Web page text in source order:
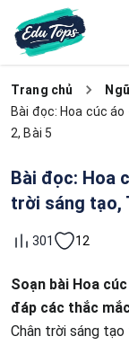
Trang chủ
Bài đọc: Hoa cúc
2, Bài 5
Bài đọc: Hoa
trời sáng tạo,
301 12
Soạn bài Hoa
đáp các thắc
Chân trời sáng